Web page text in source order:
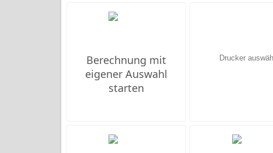
Berechnung mit
eigener Auswahl
starten